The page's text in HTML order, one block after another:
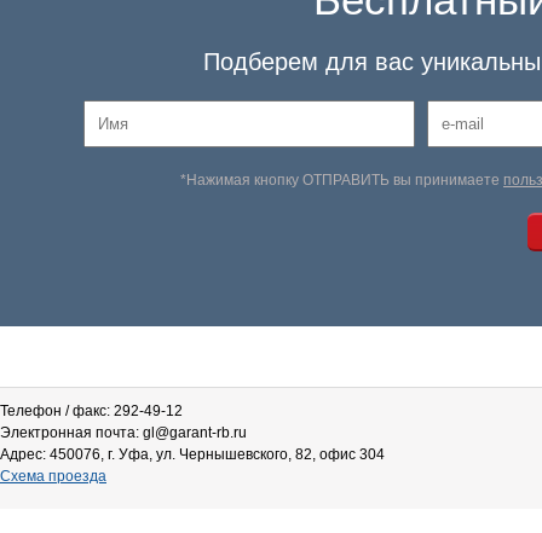
Подберем для вас
*Нажимая кнопку ОТПРАВИТЬ вы принимаете
Телефон / факс: 292-49-12
Электронная почта: gl@garant-rb.ru
Адрес: 450076, г. Уфа, ул. Чернышевского, 82, офис 304
Схема проезда